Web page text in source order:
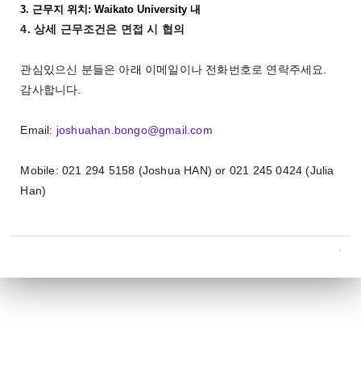
3. 근무지 위치 : Waikato University내
4.상세 근무조건은 면접 시 협의
관심있으신 분들은 아래 이메일이나 전화번호로 연락주세요
감사합니다
Email: joshuahan.bongo@gmail.com
Mobile: 021 294 5158 (Joshua HAN) or 021 245 0424 (Julia
Han)